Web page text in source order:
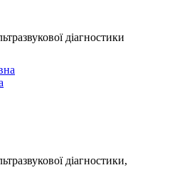
діагностики
діагностики,